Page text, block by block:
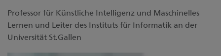
Professor für Künstliche Intelligenz und Maschinelles
Lernen und Leiter des Instituts für Informatik an der
Universität St.Gallen